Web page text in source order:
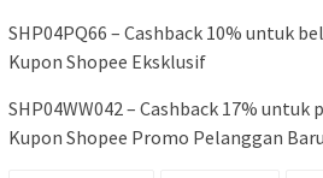
SHP04PQ66 – Cashback 10% untuk
Kupon Shopee Eksklusif
SHP04WW042 – Cashback 17%
Kupon Shopee Promo Pelanggan